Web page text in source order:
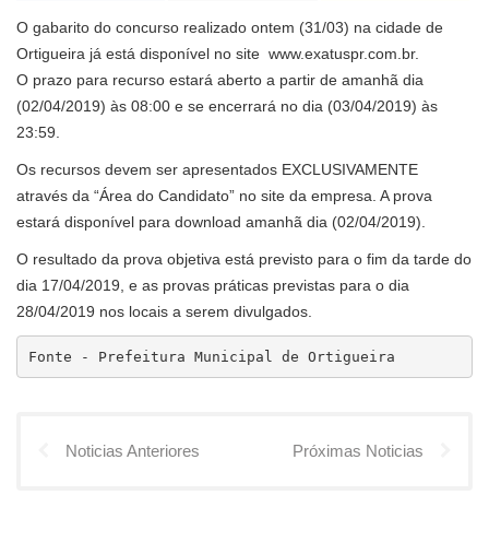
O gabarito do concurso realizado ontem (31/03) na cidade de
Ortigueira já está disponível no site www.exatuspr.com.br.
O prazo para recurso estará aberto a partir de amanhã dia
(02/04/2019) às 08:00 e se encerrará no dia (03/04/2019) às
23:59.
Os recursos devem ser apresentados EXCLUSIVAMENTE
através da “Área do Candidato” no site da empresa. A prova
estará disponível para download amanhã dia (02/04/2019).
O resultado da prova objetiva está previsto para o fim da tarde do
dia 17/04/2019, e as provas práticas previstas para o dia
28/04/2019 nos locais a serem divulgados.
Fonte - Prefeitura Municipal de Ortigueira
Noticias Anteriores Próximas Noticias